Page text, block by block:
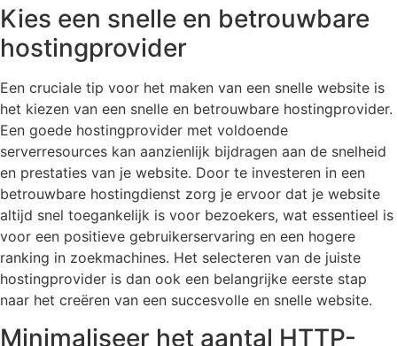
Kies een snelle en betrouwbare
hostingprovider
Een cruciale tip voor het maken van een snelle website is
het kiezen van een snelle en betrouwbare hostingprovider.
Een goede hostingprovider met voldoende
serverresources kan aanzienlijk bijdragen aan de snelheid
en prestaties van je website. Door te investeren in een
betrouwbare hostingdienst zorg je ervoor dat je website
altijd snel toegankelijk is voor bezoekers, wat essentieel is
voor een positieve gebruikerservaring en een hogere
ranking in zoekmachines. Het selecteren van de juiste
hostingprovider is dan ook een belangrijke eerste stap
naar het creëren van een succesvolle en snelle website.
Minimaliseer het aantal HTTP-